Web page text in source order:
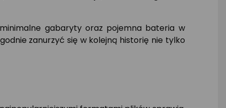
gabaryty oraz pojemna bateria w
zanurzyć się w kolejną historię nie tylko